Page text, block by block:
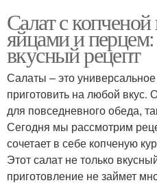
Салат с
яйцами и
вкусный рецепт
Салаты – это
приготовить на любой вкус.
для повседневного обеда,
Сегодня мы рассмотрим
сочетает в себе копченую
Этот салат не только
приготовление не займет